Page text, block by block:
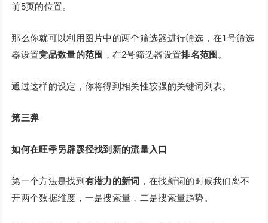
前5页的位置。
那么你就可以利用图片中的两个筛选器进行筛选，在1号筛选
器设置竞品数量的范围 ，在2号筛选器设置排名范围 。
通过这样的设定，你将得到相关性较强的关键词列表。
第三弹
如何在旺季另辟蹊径找到新的流量入口
第一个方法是找到 有潜力的新词 ，在找新词的时候我们离不
开两个数据维度，一是搜索量，二是搜索量趋势。